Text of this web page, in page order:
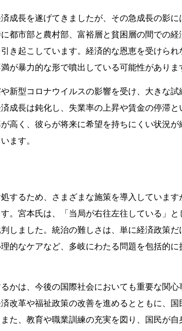
成長を遂げてきましたが、その急成長の影に
都市部と農村部、富裕層と貧困層の間での経
き起こしています。経済的な恩恵を受けられ
が暴力的な形で噴出している可能性がありま
新型コロナウイルスの影響を受け、大きな試
成長は鈍化し、失業率の上昇や賃金の停滞と
高く、彼らが将来に希望を持ちにくい状況が
ます。
するため、さまざまな施策を導入しています
。宮本氏は、「当局が右往左往している」と
しました。統治の難しさは、単に経済政策だ
的なケアなど、多岐にわたる問題を包括的に
かは、今後の国際社会においても重要な関心
改革や福祉政策の改善を進めるとともに、国
た、教育や職業訓練の充実を図り、国民が自